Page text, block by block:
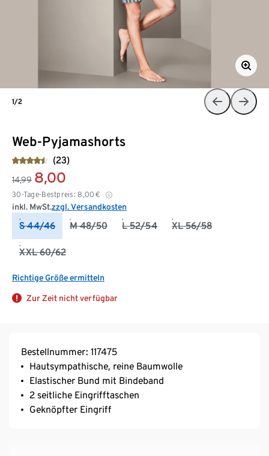
Web-Pyjamashorts
(23)
14,99 8,00
30-Tage-Bestpreis: 8,00 €
inkl. MwSt.zzgl. Versandkosten
S 44/46 M 48/50 L 52/54 XL 56/58
XXL 60/62
Richtige Größe ermitteln
Zur Zeit nicht verfügbar
1/2
Bestellnummer: 117475
Hautsympathische, reine Baumwolle
Elastischer Bund mit Bindeband
2 seitliche Eingrifftaschen
Geknöpfter Eingriff